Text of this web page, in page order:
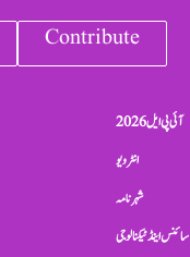
Contribute
آئی پی ایل 2026
انٹرویو
شہرنامہ
سائنس اینڈ ٹیکنالوجی